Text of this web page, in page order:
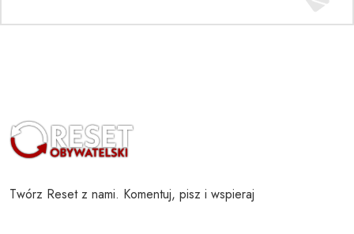
Twórz Reset z nami. Komentuj, pisz i wspieraj